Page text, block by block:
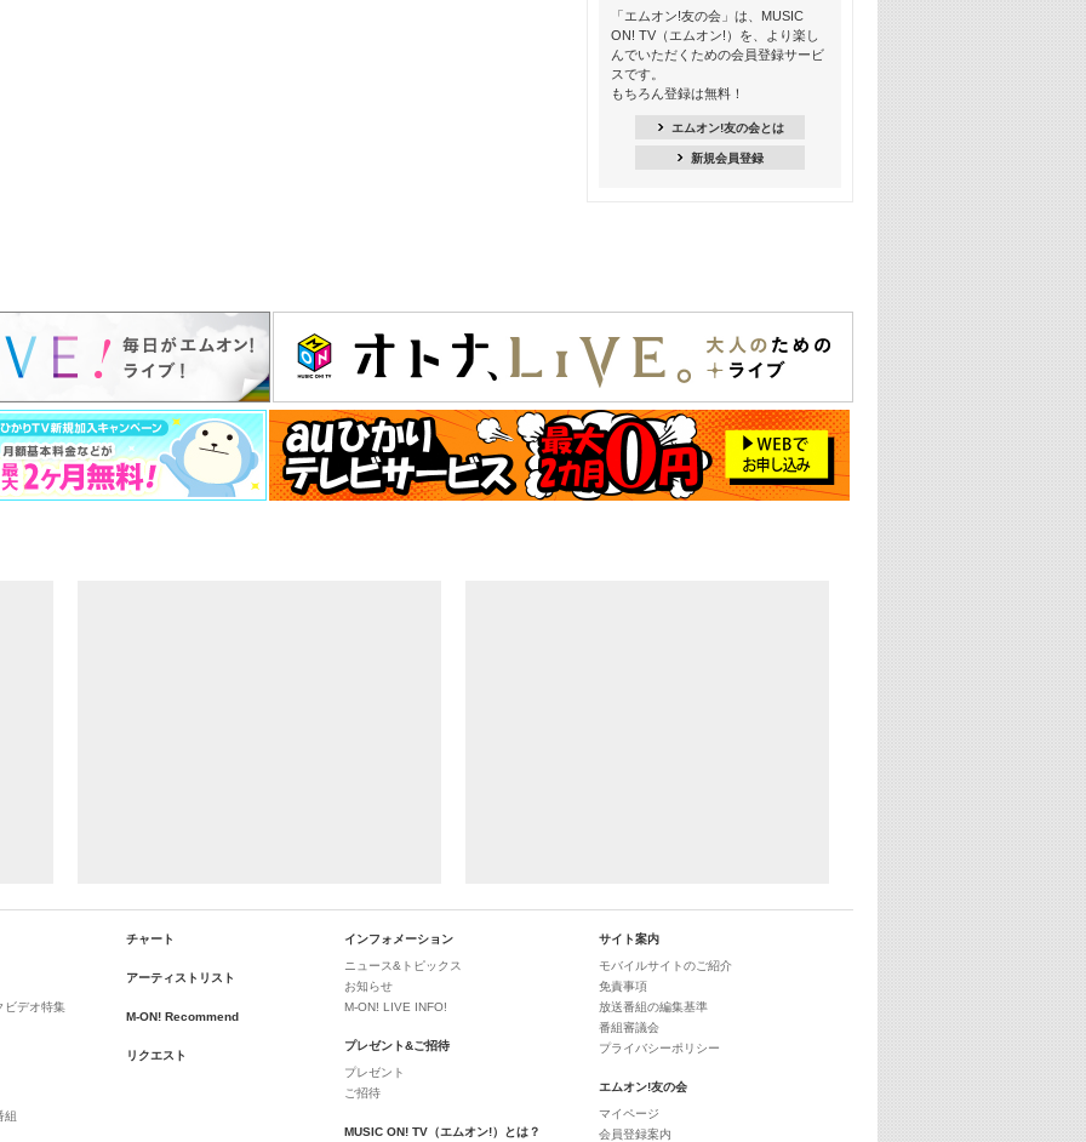
16:30
あのころK-POPヒッツ! 2018→2021年
18:30
M-ON! Countdown K
23:00
SUPER EIGHT特集
24:00
25:00
エムオン! ヒッツ
26:00
「エムオン!友の会」は、MUSIC
ON! TV（エムオン!）を、より楽し
んでいただくための会員登録サービ
スです。
もちろん登録は無料！
エムオン!友の会とは
新規会員登録
ビデオ特集
組
チャート
アーティストリスト
M-ON! Recommend
リクエスト
インフォメーション
ニュース&トピックス
お知らせ
M-ON! LIVE INFO!
プレゼント&ご招待
プレゼント
ご招待
MUSIC ON! TV（エムオン!）とは？
サイト案内
モバイルサイトのご紹介
免責事項
放送番組の編集基準
番組審議会
プライバシーポリシー
エムオン!友の会
マイページ
会員登録案内